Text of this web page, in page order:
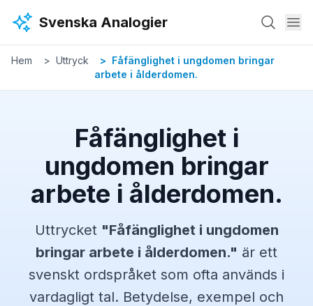
Svenska Analogier
Hem Uttryck
Fåfänglighet i ungdomen bringar
arbete i ålderdomen.
Fåfänglighet i
ungdomen bringar
arbete i ålderdomen.
Uttrycket "Fåfänglighet i ungdomen
bringar arbete i ålderdomen." är ett
svenskt ordspråket som ofta används i
vardagligt tal. Betydelse, exempel och